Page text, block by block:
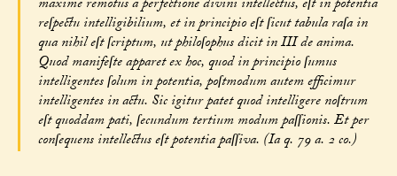
maxime remotus a perfectione divini intellectus, eſt in potentia
reſpectu intelligibilium, et in principio eſt ſicut tabula raſa in
qua nihil eſt ſcriptum, ut philoſophus dicit in III de anima.
Quod manifeſte apparet ex hoc, quod in principio ſumus
intelligentes ſolum in potentia, poſtmodum autem efficimur
intelligentes in actu. Sic igitur patet quod intelligere noſtrum
eſt quoddam pati, ſecundum tertium modum paſſionis. Et per
conſequens intellectus eſt potentia paſſiva. (Ia q. 79 a. 2 co.)